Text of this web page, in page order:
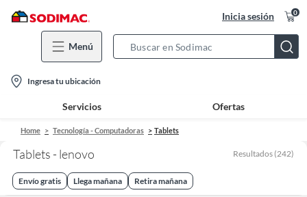
Inicia sesión 0
Menú
Bar
location-
icon
Ingresa tu ubicación
Servicios Ofertas
Home Tecnología - Computadoras Tablets
Tablets - lenovo Resultados (242)
Envío gratis Llega mañana Retira mañana